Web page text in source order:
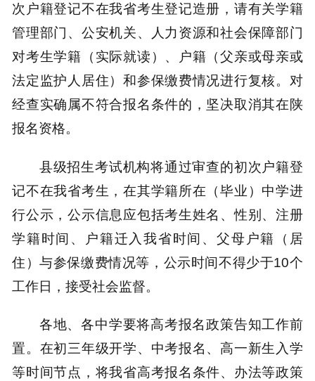
次户籍登记不在我省考生登记造册，请有关学籍
管理部门、公安机关、人力资源和社会保障部门
对考生学籍（实际就读）、户籍（父亲或母亲或
法定监护人居住）和参保缴费情况进行复核。对
经查实确属不符合报名条件的，坚决取消其在陕
报名资格。
县级招生考试机构将通过审查的初次户籍登
记不在我省考生，在其学籍所在（毕业）中学进
行公示，公示信息应包括考生姓名、性别、注册
学籍时间、户籍迁入我省时间、父母户籍（居
住）与参保缴费情况等，公示时间不得少于10个
工作日，接受社会监督。
各地、各中学要将高考报名政策告知工作前
置。在初三年级开学、中考报名、高一新生入学
等时间节点，将我省高考报名条件、办法等政策